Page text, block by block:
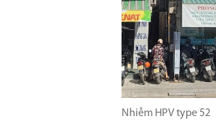
Nhiễm HPV type 52